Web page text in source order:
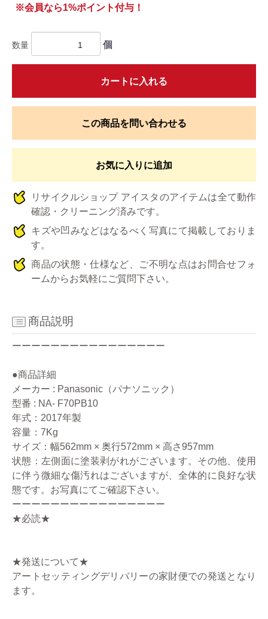
※会員なら1%ポイント付与！
数量 個
カートに入れる
この商品を問い合わせる
お気に入りに追加
リサイクルショップ アイスタのアイテムは全て動作
確認・クリーニング済みです。
キズや凹みなどはなるべく写真にて掲載しておりま
す。
商品の状態・仕様など、ご不明な点はお問合せフォ
ームからお気軽にご質問下さい。
商品説明
ーーーーーーーーーーーーーーーー
●商品詳細
メーカー : Panasonic（パナソニック）
型番 : NA- F70PB10
年式：2017年製
容量：7Kg
サイズ：幅562mm × 奥行572mm × 高さ957mm
状態：左側面に塗装剥がれがございます。その他、使用
に伴う微細な傷汚れはございますが、全体的に良好な状
態です。お写真にてご確認下さい。
ーーーーーーーーーーーーーーーー
★必読★
★発送について★
アートセッティングデリバリーの家財便での発送となり
ます。